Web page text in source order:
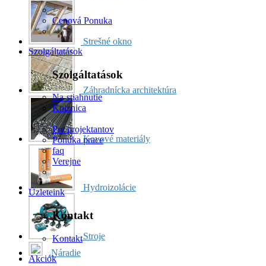
Cenová Ponuka
Szolgáltatások
Szolgáltatások
Na-stiahnutie
Kniznica
Pre projektantov
Ponuka prace
faq
Verejne
Üzleteink
Kontakt
Kontakt
Akciók
Strešné okno
Záhradnícka architektúra
Kovové materiály
Hydroizolácie
Stroje
Náradie